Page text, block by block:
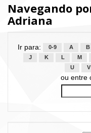
Navegando
Adriana
Ir para: 0-9 A B
J
K L M
U
V
ou entre